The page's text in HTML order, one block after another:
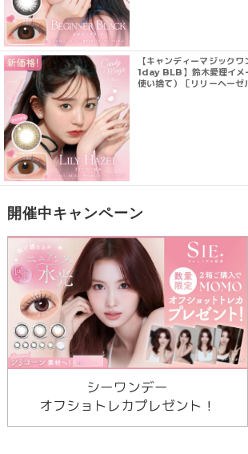
【キャンディーマジッ
1day BLB】鈴木愛理イメ
使い捨て）［リリーヘーゼ
開催中キャンペーン
シーワンデー
オフショトレカプレゼント！